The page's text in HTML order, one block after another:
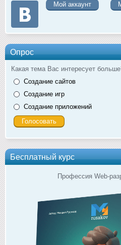
Мой аккаунт
Опрос
Какая тема Вас интересует
Создание сайтов
Создание игр
Создание приложений
Бесплатный курс
Профессия Web-